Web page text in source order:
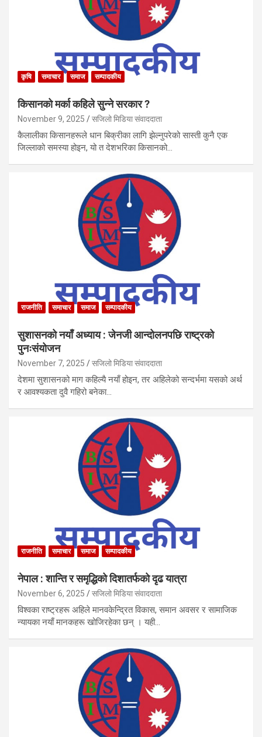
कृषि समाचार समाज सम्पादकीय
किसानको मर्का कहिले सुन्ने सरकार ?
November 9, 2025 सजिलो मिडिया संवाददाता
कैलालीका किसानहरूले धान बिक्रीका लागि झेल्नुपरेको सास्ती कुनै एक
जिल्लाको समस्या होइन, यो त देशभरिका किसानको…
राजनीति समाचार समाज सम्पादकीय
सुशासनको नयाँ अध्याय : जेनजी आन्दोलनपछि राष्ट्रको
पुनःसंयोजन
November 7, 2025 सजिलो मिडिया संवाददाता
देशमा सुशासनको माग कहिल्यै नयाँ होइन, तर अहिलेको सन्दर्भमा यसको अर्थ
र आवश्यकता दुवै गहिरो बनेका…
राजनीति समाचार समाज सम्पादकीय
नेपाल : शान्ति र समृद्धिको दिशातर्फको दृढ यात्रा
November 6, 2025 सजिलो मिडिया संवाददाता
विश्वका राष्ट्रहरू अहिले मानवकेन्द्रित विकास, समान अवसर र सामाजिक
न्यायका नयाँ मानकहरू खोजिरहेका छन् । यही…